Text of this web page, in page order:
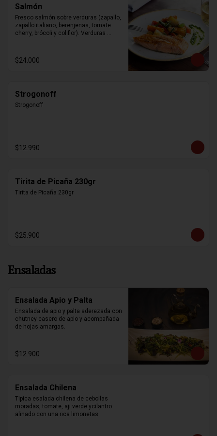
Salmón
Fresco salmón sobre verduras (zapallo,
zapallo italiano, berenjenas, tomate
cherry, brócoli y coliflor). Verduras
$24.000
Strogonoff
Strogonoff
$12.990
Tirita de Picaña 230gr
Tirita de Picaña 230gr
$25.900
Ensaladas
Ensalada Apio y Palta
Ensalada de apio y palta aderezada con
chutney casero de apio y acompañada
de hojas amargas.
$12.900
Ensalada Chilena
Tipica esalada chilena de cebollas
moradas, tomate, aji verde ycilantro
alinado con una rica limonetas